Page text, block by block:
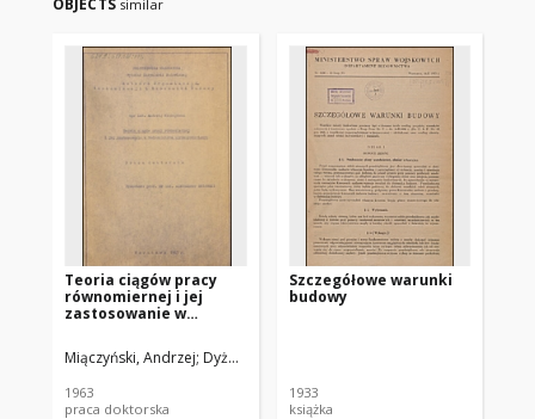
OBJECTS similar
Teoria ciągów pracy
równomiernej i jej
zastosowanie w
doktorska
Miączyński, Andrzej Dyżewski, Aleksander (1893-1970). Promotor
1963
praca doktorska
Szczegółowe warunki
budowy
1933
książka